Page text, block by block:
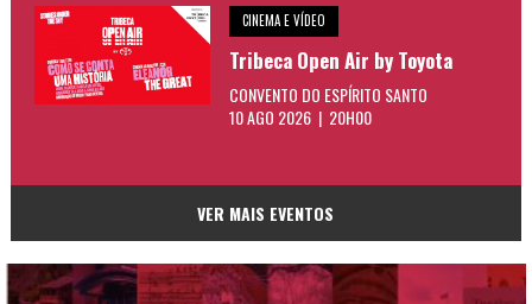
CINEMA E VÍDEO
Tribeca Open Air by Toyota
CONVENTO DO ESPÍRITO SANTO
10 AGO 2026 | 20H00
VER MAIS EVENTOS